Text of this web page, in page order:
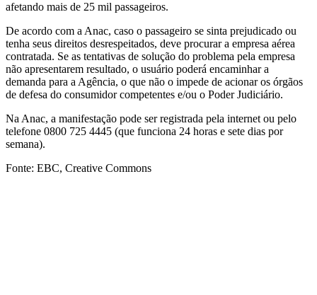
afetando mais de 25 mil passageiros.
De acordo com a Anac, caso o passageiro se sinta prejudicado ou
tenha seus direitos desrespeitados, deve procurar a empresa aérea
contratada. Se as tentativas de solução do problema pela empresa
não apresentarem resultado, o usuário poderá encaminhar a
demanda para a Agência, o que não o impede de acionar os órgãos
de defesa do consumidor competentes e/ou o Poder Judiciário.
Na Anac, a manifestação pode ser registrada pela internet ou pelo
telefone 0800 725 4445 (que funciona 24 horas e sete dias por
semana).
Fonte: EBC, Creative Commons